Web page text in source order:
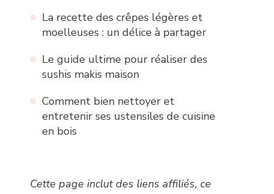
La recette des crêpes légères et
moelleuses : un délice à partager
Le guide ultime pour réaliser des
sushis makis maison
Comment bien nettoyer et
entretenir ses ustensiles de cuisine
en bois
Cette page inclut des liens affiliés, ce